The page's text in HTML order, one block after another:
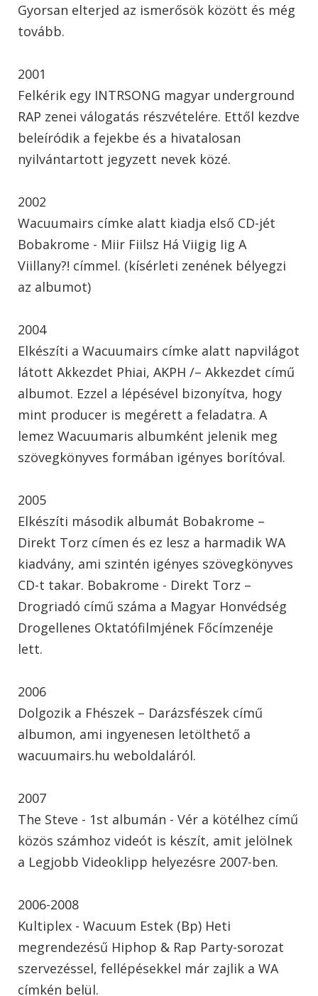
Gyorsan elterjed az ismerősök között és még
tovább.
2001
Felkérik egy INTRSONG magyar underground
RAP zenei válogatás részvételére. Ettől kezdve
beleíródik a fejekbe és a hivatalosan
nyilvántartott jegyzett nevek közé.
2002
Wacuumairs címke alatt kiadja első CD-jét
Bobakrome - Miir Fiilsz Há Viigig Iig A
Viillany?! címmel. (kísérleti zenének bélyegzi
az albumot)
2004
Elkészíti a Wacuumairs címke alatt napvilágot
látott Akkezdet Phiai, AKPH /– Akkezdet című
albumot. Ezzel a lépésével bizonyítva, hogy
mint producer is megérett a feladatra. A
lemez Wacuumaris albumként jelenik meg
szövegkönyves formában igényes borítóval.
2005
Elkészíti második albumát Bobakrome –
Direkt Torz címen és ez lesz a harmadik WA
kiadvány, ami szintén igényes szövegkönyves
CD-t takar. Bobakrome - Direkt Torz –
Drogriadó című száma a Magyar Honvédség
Drogellenes Oktatófilmjének Főcímzenéje
lett.
2006
Dolgozik a Fhészek – Darázsfészek című
albumon, ami ingyenesen letölthető a
wacuumairs.hu weboldaláról.
2007
The Steve - 1st albumán - Vér a kötélhez című
közös számhoz videót is készít, amit jelölnek
a Legjobb Videoklipp helyezésre 2007-ben.
2006-2008
Kultiplex - Wacuum Estek (Bp) Heti
megrendezésű Hiphop & Rap Party-sorozat
szervezéssel, fellépésekkel már zajlik a WA
címkén belül.